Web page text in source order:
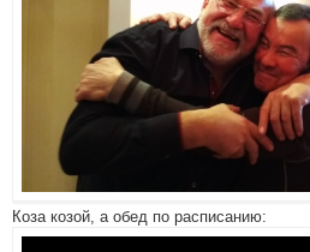
Коза козой, а обед по расписанию: